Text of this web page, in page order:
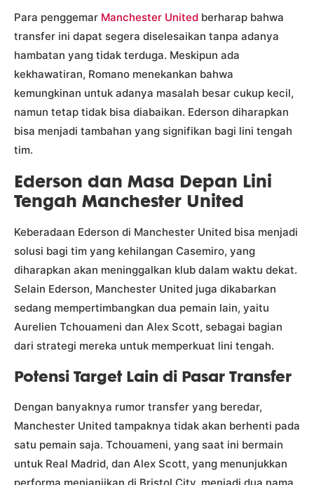
Para penggemar Manchester United berharap bahwa
transfer ini dapat segera diselesaikan tanpa adanya
hambatan yang tidak terduga. Meskipun ada
kekhawatiran, Romano menekankan bahwa
kemungkinan untuk adanya masalah besar cukup kecil,
namun tetap tidak bisa diabaikan. Ederson diharapkan
bisa menjadi tambahan yang signifikan bagi lini tengah
tim.
Ederson dan Masa Depan Lini
Tengah Manchester United
Keberadaan Ederson di Manchester United bisa menjadi
solusi bagi tim yang kehilangan Casemiro, yang
diharapkan akan meninggalkan klub dalam waktu dekat.
Selain Ederson, Manchester United juga dikabarkan
sedang mempertimbangkan dua pemain lain, yaitu
Aurelien Tchouameni dan Alex Scott, sebagai bagian
dari strategi mereka untuk memperkuat lini tengah.
Potensi Target Lain di Pasar Transfer
Dengan banyaknya rumor transfer yang beredar,
Manchester United tampaknya tidak akan berhenti pada
satu pemain saja. Tchouameni, yang saat ini bermain
untuk Real Madrid, dan Alex Scott, yang menunjukkan